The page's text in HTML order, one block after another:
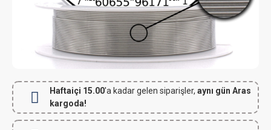
Haftaiçi 15.00'a kadar gelen siparişler, aynı gün Aras
kargoda!